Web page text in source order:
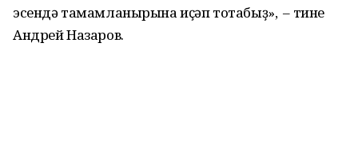
эсендә тамамланырына иҫәп тотабыҙ», – тине
Андрей Назаров.